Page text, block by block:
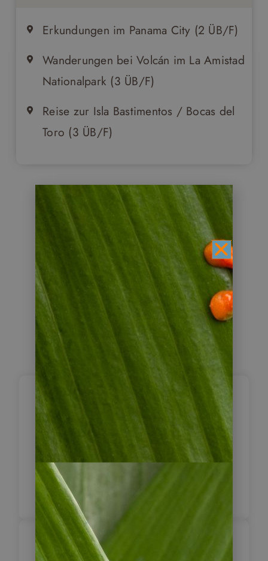
Erkundungen im Panama City (2 ÜB/F)
Wanderungen bei Volcán im La Amistad
Nationalpark (3 ÜB/F)
Reise zur Isla Bastimentos / Bocas del
Toro (3 ÜB/F)
Reiseverlauf
1
Panama City /
Transfer In
Ankunft in Panama City und Transfer
in die Baru Lodge im Zentrum
Panama Citys.
2 Panama City Tour